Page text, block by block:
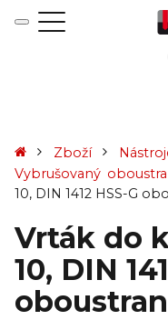
Zboží
Vybrušovaný
10, DIN 1412 HSS-G
Vrták do
10, DIN